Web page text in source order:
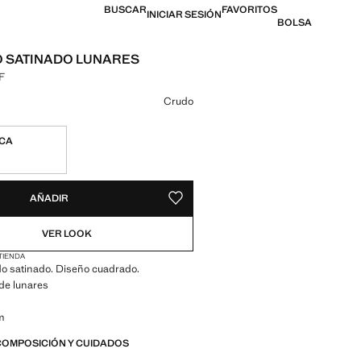
BUSCARINICIAR SESIÓNFAVORITOS
BOLSA
SATINADO LUNARES
XAF ]
color
Crudo
AÑADIR GUARDAR COMO FAVORITO
VER LOOK
satinado. Diseño cuadrado.
lunares
Y CUIDADOS